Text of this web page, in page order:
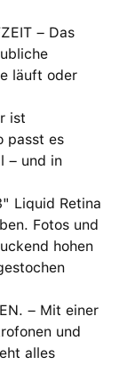
– Das
läuft oder
ist
passt es
– und in
Liquid Retina
Fotos und
hohen
– Mit einer
und
alles